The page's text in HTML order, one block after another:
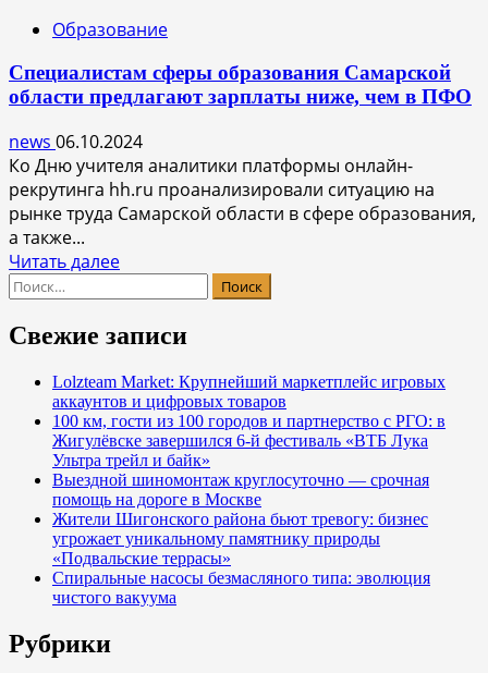
грандиозный
концерт
в
честь
Вацлава
Нижинского
и
Сергея
Образование
Специалистам сферы образования Самарской
области предлагают зарплаты ниже, чем в ПФО
news 06.10.2024
Ко Дню учителя аналитики платформы онлайн-
рекрутинга hh.ru проанализировали ситуацию на
рынке труда Самарской области в сфере образования,
а также...
Читать далееПрочитать
Специалистам
образования
Самарской
области
предлагают
зарплаты
ниже,
чем
в
ПФО
Найти:
Свежие записи
Lolzteam Market: Крупнейший маркетплейс игровых
аккаунтов и цифровых товаров
100 км, гости из 100 городов и партнерство с РГО: в
Жигулёвске завершился 6-й фестиваль «ВТБ Лука
Ультра трейл и байк»
Выездной шиномонтаж круглосуточно — срочная
помощь на дороге в Москве
Жители Шигонского района бьют тревогу: бизнес
угрожает уникальному памятнику природы
«Подвальские террасы»
Спиральные насосы безмасляного типа: эволюция
чистого вакуума
Рубрики